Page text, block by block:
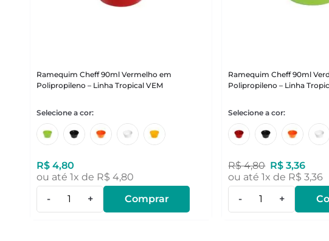
Ramequim Cheff 90ml Vermelho em
Polipropileno – Linha Tropical VEM
R$ 4,80
ou até1x de R$ 4,80
-
+ Comprar
Ramequim Cheff 90ml
Polipropileno – Linha
R$ 4,80 R$ 3,36
ou até1x de R$ 3,36
-
+